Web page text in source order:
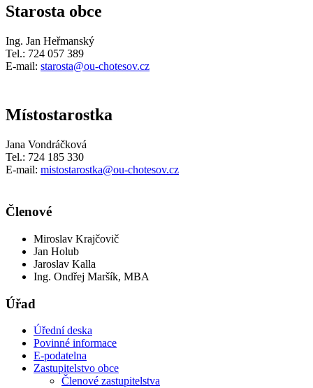
Starosta obce
Ing. Jan Heřmanský
Tel.: 724 057 389
E-mail: starosta@ou-chotesov.cz
Místostarostka
Jana Vondráčková
Tel.: 724 185 330
E-mail: mistostarostka@ou-chotesov.cz
Členové
Miroslav Krajčovič
Jan Holub
Jaroslav Kalla
Ing. Ondřej Maršík, MBA
Úřad
Úřední deska
Povinné informace
E-podatelna
Zastupitelstvo obce
Členové zastupitelstva